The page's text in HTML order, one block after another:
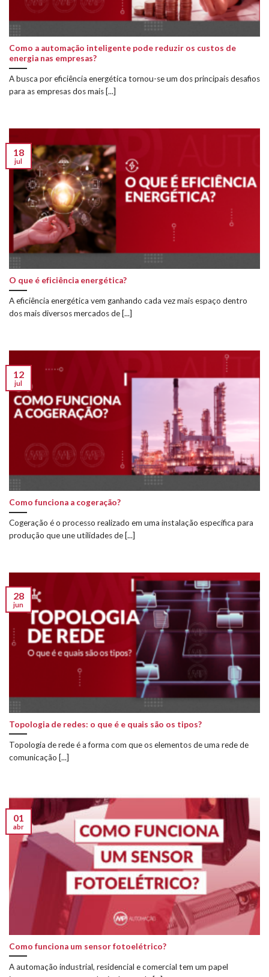
Como a automação inteligente pode reduzir os custos de
energia nas empresas?
A busca por eficiência energética tornou-se um dos principais desafios
para as empresas dos mais [...]
O que é eficiência energética?
A eficiência energética vem ganhando cada vez mais espaço dentro
dos mais diversos mercados de [...]
18
jul
Como funciona a cogeração?
Cogeração é o processo realizado em uma instalação específica para
produção que une utilidades de [...]
12
jul
Topologia de redes: o que é e quais são os tipos?
Topologia de rede é a forma com que os elementos de uma rede de
comunicação [...]
28
jun
Como funciona um sensor fotoelétrico?
A automação industrial, residencial e comercial tem um papel
01
abr